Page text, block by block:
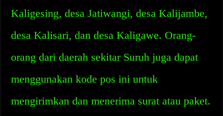
Kaligesing, desa Jatiwangi, desa Kalijambe,
desa Kalisari, dan desa Kaligawe. Orang-
orang dari daerah sekitar Suruh juga dapat
menggunakan kode pos ini untuk
mengirimkan dan menerima surat atau paket.